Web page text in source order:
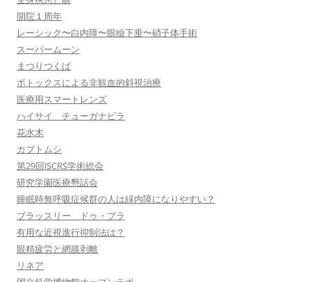
開院１周年
レーシック〜白内障〜眼瞼下垂〜硝子体手術
スーパームーン
まつりつくば
ボトックスによる非観血的斜視治療
医療用スマートレンズ
ハイサイ チューガナビラ
花水木
カブトムシ
第29回JSCRS学術総会
研究学園医療懇話会
睡眠時無呼吸症候群の人は緑内障になりやすい？
ブラッスリー ドゥ・プラ
有用な近視進行抑制法は？
眼精疲労と網膜剥離
リネア